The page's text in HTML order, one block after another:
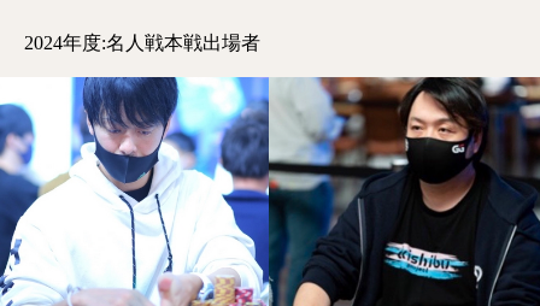
2024年度:名人戦本戦出場者